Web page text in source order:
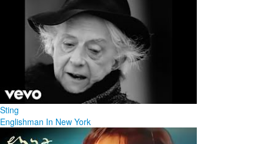
Sting
Englishman In New York